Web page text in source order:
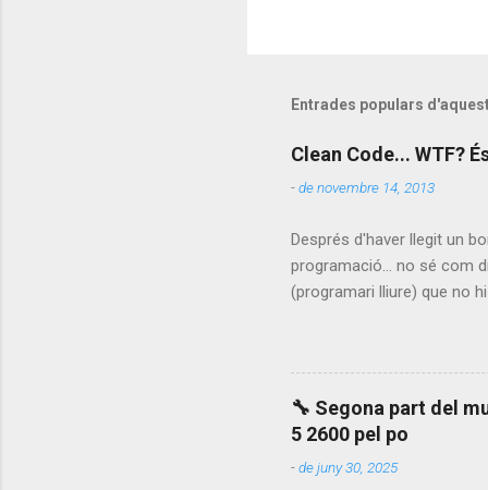
Entrades populars
Clean Code... WTF?
-de novembre 14, 2013
Després d'haver llegit un
programació... no sé com
(programari lliure) que no
fòrum és una passada,
supose) que volia fer la
Bob) és què les funcions
lo, però a veure qui és el
🔧 Segona part del
5 2600 pel po
-de juny 30, 2025